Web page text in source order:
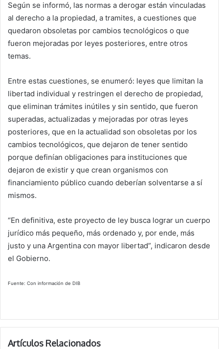
Según se informó, las normas a derogar están vinculadas
al derecho a la propiedad, a tramites, a cuestiones que
quedaron obsoletas por cambios tecnológicos o que
fueron mejoradas por leyes posteriores, entre otros
temas.
Entre estas cuestiones, se enumeró: leyes que limitan la
libertad individual y restringen el derecho de propiedad,
que eliminan trámites inútiles y sin sentido, que fueron
superadas, actualizadas y mejoradas por otras leyes
posteriores, que en la actualidad son obsoletas por los
cambios tecnológicos, que dejaron de tener sentido
porque definían obligaciones para instituciones que
dejaron de existir y que crean organismos con
financiamiento público cuando deberían solventarse a sí
mismos.
“En definitiva, este proyecto de ley busca lograr un cuerpo
jurídico más pequeño, más ordenado y, por ende, más
justo y una Argentina con mayor libertad”, indicaron desde
el Gobierno.
Fuente: Con información de DIB
Artículos Relacionados